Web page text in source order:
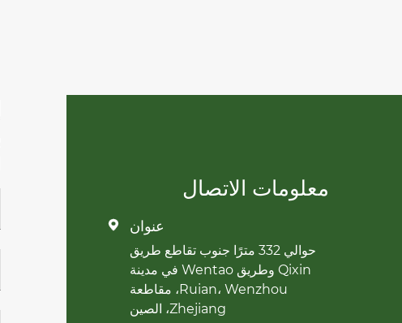
معلومات الاتصال
 عنوان
حوالي 332 مترًا جنوب تقاطع طريق
Qixin وطريق Wentao في مدينة
Ruian، Wenzhou، مقاطعة
Zhejiang، الصين